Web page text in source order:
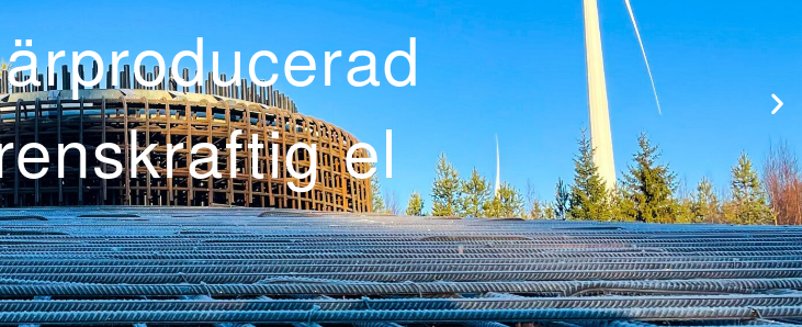
Neoens första svenska
vindpark under